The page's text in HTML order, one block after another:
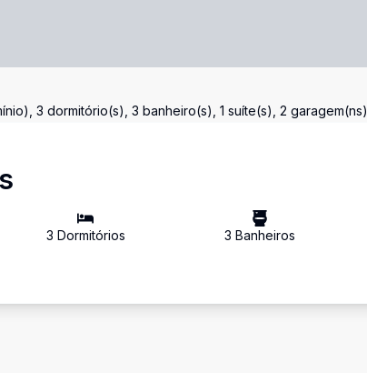
3 dormitório(s), 3 banheiro(s), 1 suíte(s), 2 garagem(ns)
3 Dormitórios 3 Banheiros